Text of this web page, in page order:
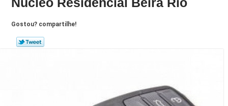
Gostou? compartilhe!